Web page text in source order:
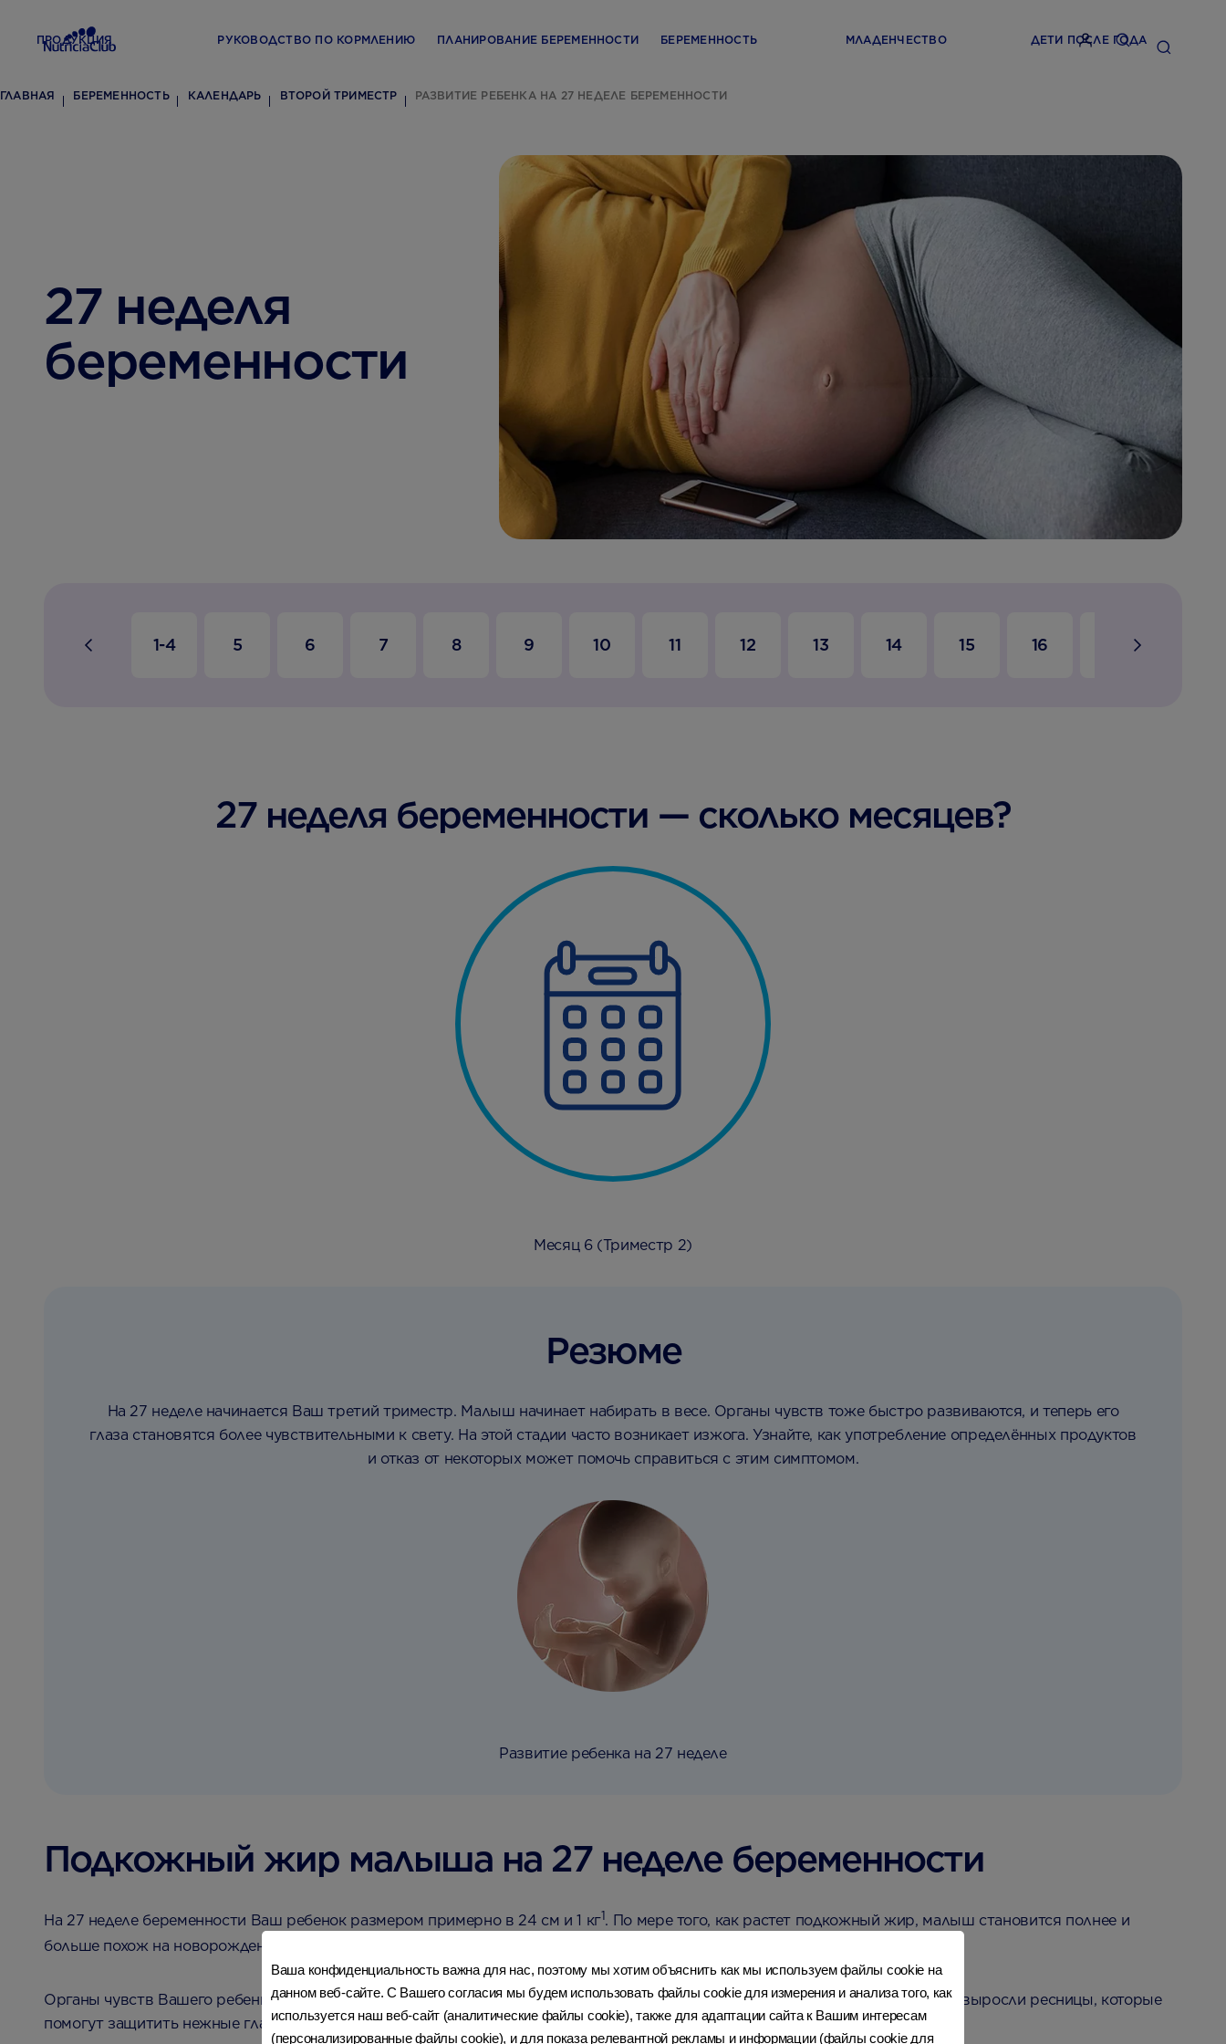
ПРОДУКЦИЯ РУКОВОДСТВО ПО КОРМЛЕНИЮ ПЛАНИРОВАНИЕ БЕРЕМЕННОСТИ БЕРЕМЕННОСТЬ МЛАДЕНЧЕСТВО ДЕТИ ПОСЛЕ ГОДА
ГЛАВНАЯ БЕРЕМЕННОСТЬ КАЛЕНДАРЬ ВТОРОЙ ТРИМЕСТР РАЗВИТИЕ РЕБЕНКА НА 27 НЕДЕЛЕ БЕРЕМЕННОСТИ
27 неделя
беременности
1-4 5 6 7 8 9 10 11 12 13 14 15 16
27 неделя беременности — сколько месяцев?
Месяц 6 (Триместр 2)
Резюме
На 27 неделе начинается Ваш третий триместр. Малыш начинает набирать в весе. Органы чувств тоже быстро развиваются, и теперь его
глаза становятся более чувствительными к свету. На этой стадии часто возникает изжога. Узнайте, как употребление определённых продуктов
и отказ от некоторых может помочь справиться с этим симптомом.
Развитие ребенка на 27 неделе
Подкожный жир малыша на 27 неделе беременности
На 27 неделе беременности Ваш ребенок размером примерно в 24 см и 1 кг1. По мере того, как растет подкожный жир, малыш становится полнее и
больше похож на новорожденного
Органы чувств Вашего ребенка также развиваются, сетчатка его глаз становится более чувствительной к свету3. У него уже выросли ресницы, которые
помогут защитить нежные глаза, как только он покинет Вашу утробу.
Ваша конфиденциальность важна для нас, поэтому мы хотим объяснить как мы используем файлы cookie на
данном веб-сайте. С Вашего согласия мы будем использовать файлы cookie для измерения и анализа того, как
используется наш веб-сайт (аналитические файлы cookie), также для адаптации сайта к Вашим интересам
(персонализированные файлы cookie), и для показа релевантной рекламы и информации (файлы cookie для